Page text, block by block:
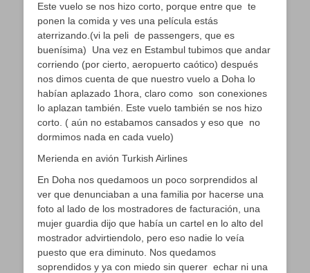
Este vuelo se nos hizo corto, porque entre que te
ponen la comida y ves una película estás
aterrizando.(vi la peli de passengers, que es
buenísima) Una vez en Estambul tubimos que andar
corriendo (por cierto, aeropuerto caótico) después
nos dimos cuenta de que nuestro vuelo a Doha lo
habían aplazado 1hora, claro como son conexiones
lo aplazan también. Este vuelo también se nos hizo
corto. ( aún no estabamos cansados y eso que no
dormimos nada en cada vuelo)
Merienda en avión Turkish Airlines
En Doha nos quedamoos un poco sorprendidos al
ver que denunciaban a una familia por hacerse una
foto al lado de los mostradores de facturación, una
mujer guardia dijo que había un cartel en lo alto del
mostrador advirtiendolo, pero eso nadie lo veía
puesto que era diminuto. Nos quedamos
soprendidos y ya con miedo sin querer echar ni una